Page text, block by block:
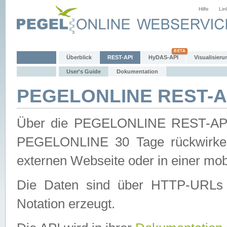
Hilfe
Überblick REST-API HyDAS-API
User's Guide Dokumentation
PEGELONLINE REST-
Über die PEGELONLINE REST-
PEGELONLINE 30 Tage
externen Webseite oder in einer
Die Daten sind über HTTP-
Notation erzeugt.